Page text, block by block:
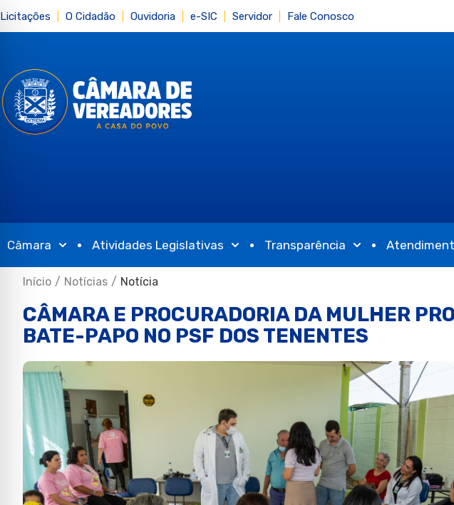
Licitações O Cidadão Ouvidoria e-SIC Servidor Fale Conosco
Câmara Atividades Legislativas Transparência
Início / Notícias / Notícia
CÂMARA E PROCURADORIA DA MULHER
BATE-PAPO NO PSF DOS TENENTES